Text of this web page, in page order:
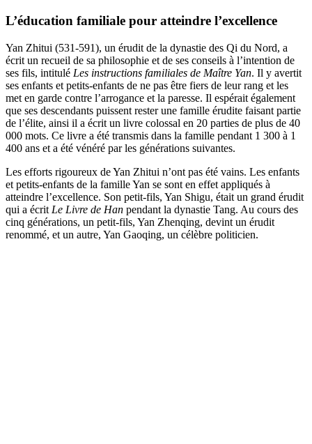
L’éducation familiale pour atteindre l’excellence
Yan Zhitui (531-591), un érudit de la dynastie des Qi du Nord, a
écrit un recueil de sa philosophie et de ses conseils à l’intention de
ses fils, intitulé Les instructions familiales de Maître Yan. Il y avertit
ses enfants et petits-enfants de ne pas être fiers de leur rang et les
met en garde contre l’arrogance et la paresse. Il espérait également
que ses descendants puissent rester une famille érudite faisant partie
de l’élite, ainsi il a écrit un livre colossal en 20 parties de plus de 40
000 mots. Ce livre a été transmis dans la famille pendant 1 300 à 1
400 ans et a été vénéré par les générations suivantes.
Les efforts rigoureux de Yan Zhitui n’ont pas été vains. Les enfants
et petits-enfants de la famille Yan se sont en effet appliqués à
atteindre l’excellence. Son petit-fils, Yan Shigu, était un grand érudit
qui a écrit Le Livre de Han pendant la dynastie Tang. Au cours des
cinq générations, un petit-fils, Yan Zhenqing, devint un érudit
renommé, et un autre, Yan Gaoqing, un célèbre politicien.